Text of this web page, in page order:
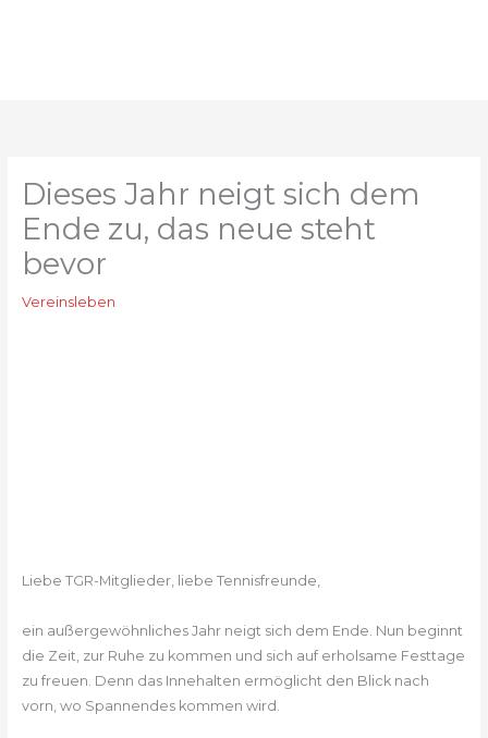
Dieses Jahr neigt sich dem
Ende zu, das neue steht
bevor
Vereinsleben
Liebe TGR-Mitglieder, liebe Tennisfreunde,
ein außergewöhnliches Jahr neigt sich dem Ende. Nun beginnt
die Zeit, zur Ruhe zu kommen und sich auf erholsame Festtage
zu freuen. Denn das Innehalten ermöglicht den Blick nach
vorn, wo Spannendes kommen wird.